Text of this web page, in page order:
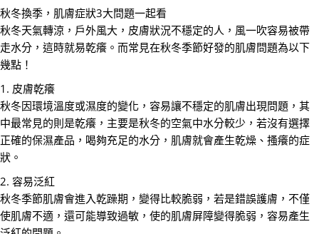
秋冬換季，肌膚症狀3大問題一起看
秋冬天氣轉涼，戶外風大，皮膚狀況不穩定的人，風一吹容易被帶
走水分，這時就易乾癢。而常見在秋冬季節好發的肌膚問題為以下
幾點！
1. 皮膚乾癢
秋冬因環境溫度或濕度的變化，容易讓不穩定的肌膚出現問題，其
中最常見的則是乾癢，主要是秋冬的空氣中水分較少，若沒有選擇
正確的保濕產品，喝夠充足的水分，肌膚就會產生乾燥、搔癢的症
狀。
2. 容易泛紅
秋冬季節肌膚會進入乾躁期，變得比較脆弱，若是錯誤護膚，不僅
使肌膚不適，還可能導致過敏，使的肌膚屏障變得脆弱，容易產生